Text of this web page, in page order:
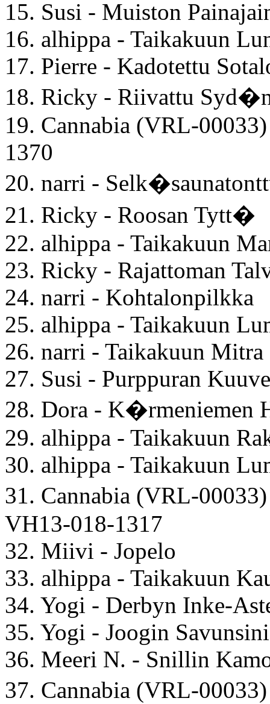
15. Susi - Muiston
16. alhippa - Taikakuun
17. Pierre - Kadotettu
18. Ricky - Riivattu
19. Cannabia (VRL-
1370
20. narri -
21. Ricky - Roosan Tytt�
22. alhippa - Taikakuun
23. Ricky - Rajattoman
24. narri - Kohtalonpilkka
25. alhippa - Taikakuun
26. narri - Taikakuun Mitra
27. Susi - Purppuran
28. Dora - K�rmeniemen
29. alhippa - Taikakuun
30. alhippa - Taikakuun
31. Cannabia (VRL-
VH13-018-1317
32. Miivi - Jopelo
33. alhippa - Taikakuun
34. Yogi - Derbyn Inke-
35. Yogi - Joogin Savunsini
36. Meeri N. - Snillin
37. Cannabia (VRL-